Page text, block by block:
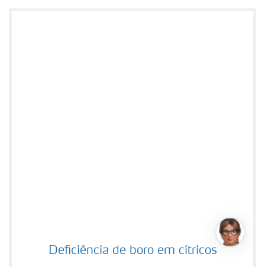
Deficiência de boro em cítricos
Deficiência de boro em cítricos